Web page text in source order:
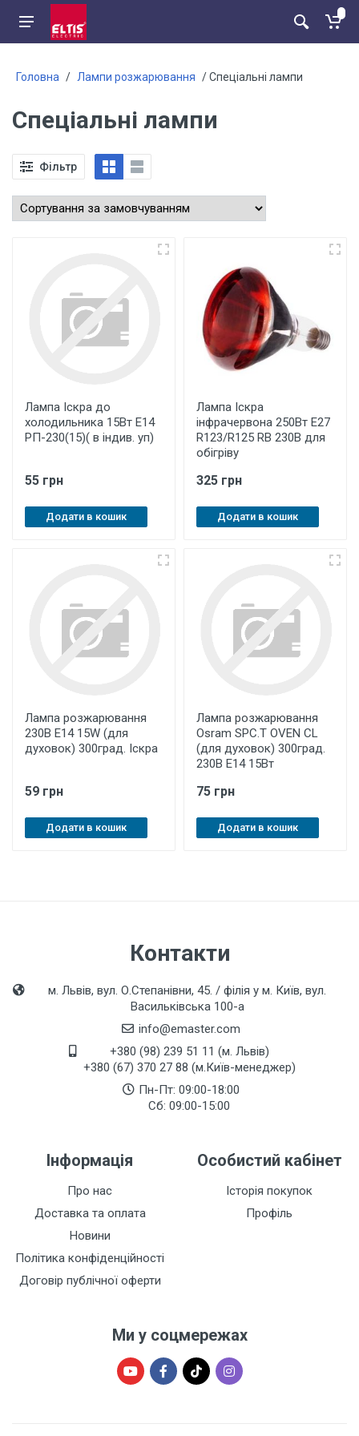
Головна / Лампи розжарювання / Спеціальні лампи
Спеціальні лампи
Фільтр
Лампа Іскра до
холодильника 15Вт Е14
РП-230(15)( в індив. уп)
55 грн
Додати в кошик
Лампа Іскра
інфрачервона 250Вт Е27
R123/R125 RB 230В для
обігріву
325 грн
Додати в кошик
Лампа розжарювання
230В E14 15W (для
духовок) 300град. Іскра
59 грн
Додати в кошик
Лампа розжарювання
Osram SPC.T OVEN CL
(для духовок) 300град.
230В E14 15Вт
75 грн
Додати в кошик
Контакти
м. Львів, вул. О.Степанівни, 45. / філія у м. Київ, вул.
Васильківська 100-а
info@emaster.com
+380 (98) 239 51 11 (м. Львів)
+380 (67) 370 27 88 (м.Київ-менеджер)
Пн-Пт: 09:00-18:00
Сб: 09:00-15:00
Інформація
Про нас
Доставка та оплата
Новини
Політика конфіденційності
Договір публічної оферти
Особистий кабінет
Історія покупок
Профіль
Ми у соцмережах